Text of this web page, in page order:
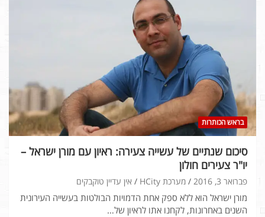
בראש הכותרות
סיכום שנתיים של עשייה צעירה: ראיון עם מורן ישראל –
יו"ר צעירים חולון
פברואר 3, 2016 מערכת HCity אין עדיין טוקבקים
מורן ישראל הוא ללא ספק אחת הדמויות הבולטות בעשייה העירונית
השנים באחרונות, לקחנו אתו לראיון של…